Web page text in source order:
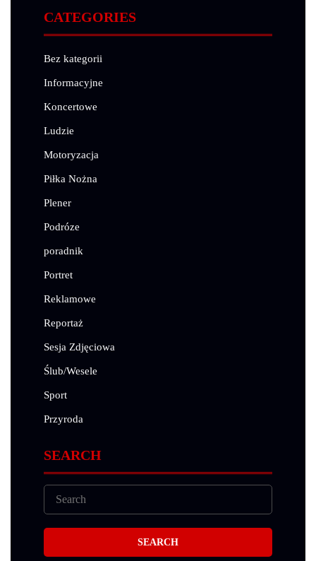
CATEGORIES
Bez kategorii
Informacyjne
Koncertowe
Ludzie
Motoryzacja
Piłka Nożna
Plener
Podróze
poradnik
Portret
Reklamowe
Reportaż
Sesja Zdjęciowa
Ślub/Wesele
Sport
Przyroda
SEARCH